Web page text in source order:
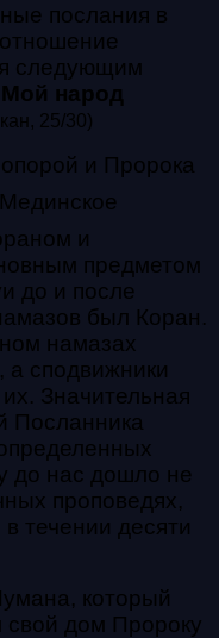
послания в
следующим
народ
25/30)
и Пророка
и
предметом
до и после
был Коран.
намазах
а сподвижники
Значительная
Посланника
до нас дошло не
проповедях,
течении десяти
который
свой дом Пророку